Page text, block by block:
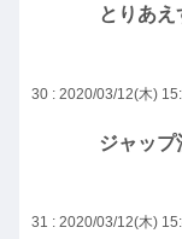
とりあえ
30 : 2020/03/12(木)
ジャップ
31 : 2020/03/12(木)